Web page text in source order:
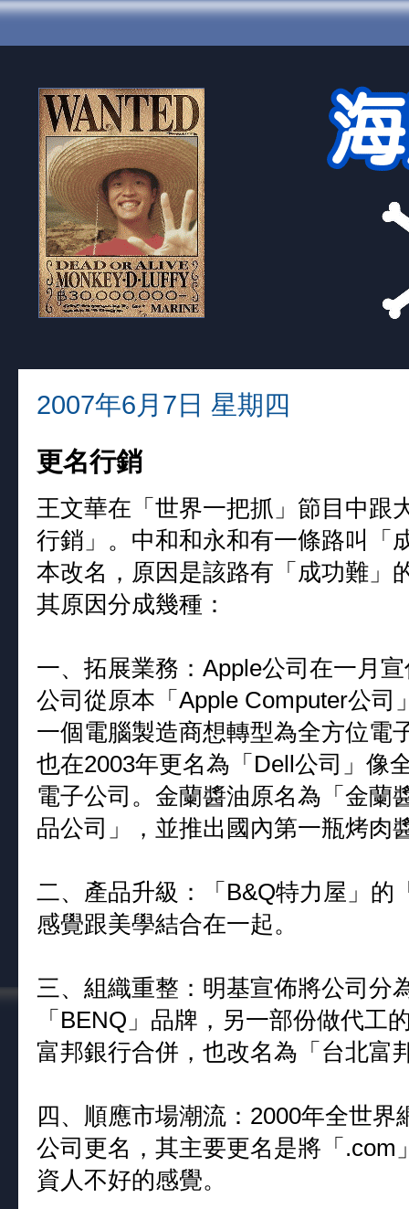
2007年6月7日 星期四
更名行銷
王文華在「世界一把抓」節目中跟
行銷」。中和和永和有一條路叫「
本改名，原因是該路有「成功難」
其原因分成幾種：
一、拓展業務：Apple公司在一月
公司從原本「Apple Computer公
一個電腦製造商想轉型為全方位電
也在2003年更名為「Dell公司」像
電子公司。金蘭醬油原名為「金蘭
品公司」，並推出國內第一瓶烤肉
二、產品升級：「B&Q特力屋」的
感覺跟美學結合在一起。
三、組織重整：明基宣佈將公司分
「BENQ」品牌，另一部份做代工
富邦銀行合併，也改名為「台北富
四、順應市場潮流：2000年全世
公司更名，其主要更名是將「
資人不好的感覺。